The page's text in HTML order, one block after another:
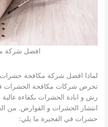
افضل شركة
لماذا افضل شركة مكافحة حشرات
تحرص شركات مكافحة الحشرات في
رش و ابادة الحشرات بكفاءة
انتشار الحشرات و القوارض. من
حشرات في الفجيرة ما يلي: